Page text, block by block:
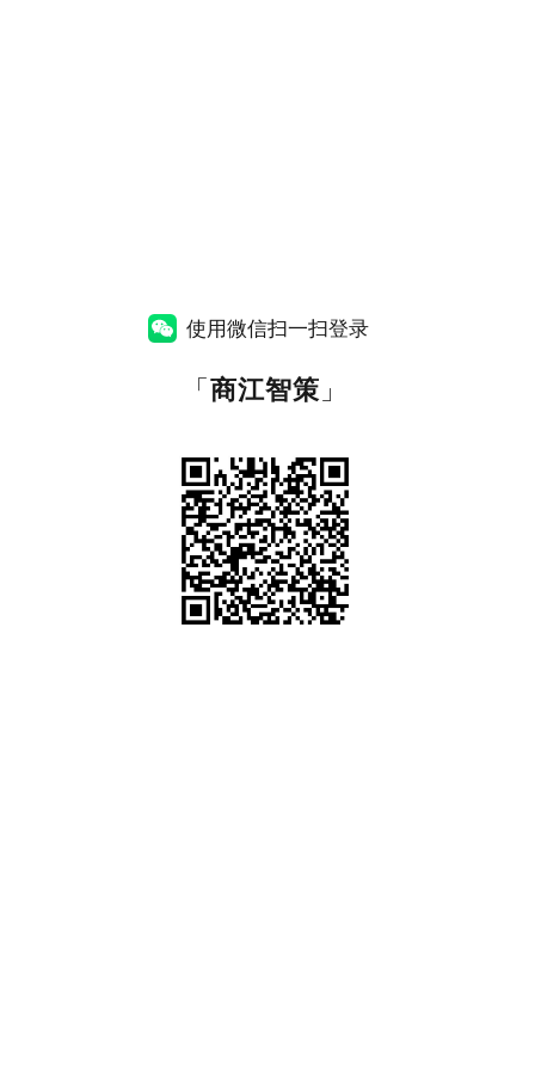
使用微信扫一扫登录
「商江智策 」